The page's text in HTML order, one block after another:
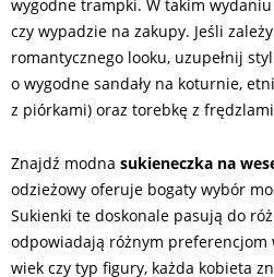
wygodne trampki. W takim wydaniu
czy wypadzie na zakupy. Jeśli
romantycznego looku, uzupełnij
o wygodne sandały na koturnie,
z piórkami) oraz torebkę z
Znajdź modna sukieneczka na
odzieżowy oferuje bogaty wybór
Sukienki te doskonale pasują do
odpowiadają różnym preferencjom
wiek czy typ figury, każda kobieta